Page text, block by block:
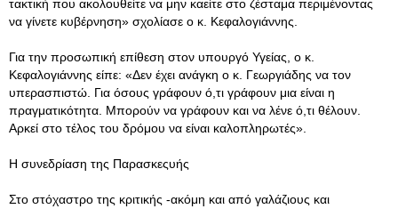
τακτική που ακολουθείτε να μην καείτε στο ζέσταμα περιμένοντας
να γίνετε κυβέρνηση» σχολίασε ο κ. Κεφαλογιάννης.
Για την προσωπική επίθεση στον υπουργό Υγείας, ο κ.
Κεφαλογιάννης είπε: «Δεν έχει ανάγκη ο κ. Γεωργιάδης να τον
υπερασπιστώ. Για όσους γράφουν ό,τι γράφουν μια είναι η
πραγματικότητα. Μπορούν να γράφουν και να λένε ό,τι θέλουν.
Αρκεί στο τέλος του δρόμου να είναι καλοπληρωτές».
Η συνεδρίαση της Παρασκεςυής
Στο στόχαστρο της κριτικής -ακόμη και από γαλάζιους και